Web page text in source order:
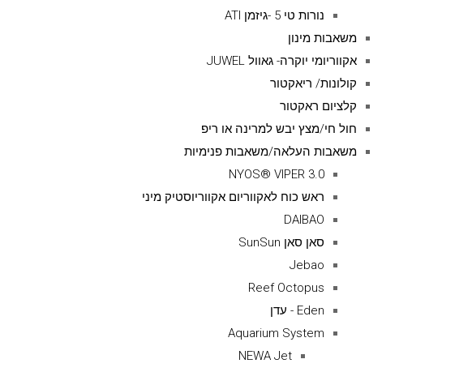
נורות טי 5 -גיזמן ATI
משאבות מינון
אקווריומי יוקרה- גאוול JUWEL
קולונות/ ריאקטור
קלציום ראקטור
חול חי/מצץ יבש למרינה או ריפ
משאבות העלאה/משאבות פנימיות
NYOS® VIPER 3.0
ראש כוח לאקווריום אקווריוסטיק מיני
DAIBAO
סאן סאן SunSun
Jebao
Reef Octopus
Eden - עדן
Aquarium System
NEWA Jet